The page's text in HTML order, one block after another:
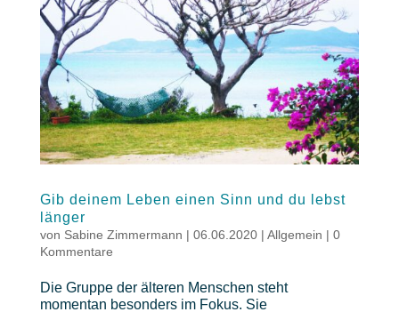
Gib deinem Leben einen Sinn und du lebst
länger
von Sabine Zimmermann | 06.06.2020| Allgemein | 0
Kommentare
Die Gruppe der älteren Menschen steht
momentan besonders im Fokus. Sie